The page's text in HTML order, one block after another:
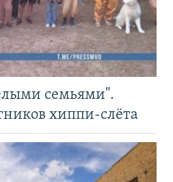
семьями".
хиппи-слёта